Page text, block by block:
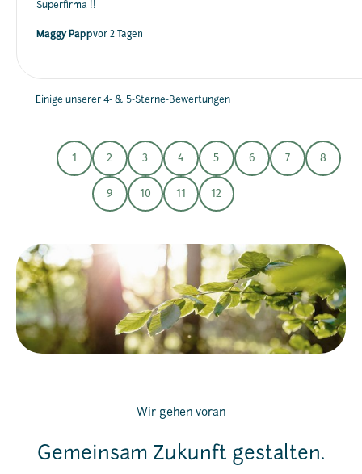
Superfirma !!
Maggy Pappvor 2 Tagen
Einige unserer 4- & 5-Sterne-Bewertungen
1 2 3 4 5 6 7 8
9 10 11 12
Wir gehen voran
Gemeinsam Zukunft gestalten.